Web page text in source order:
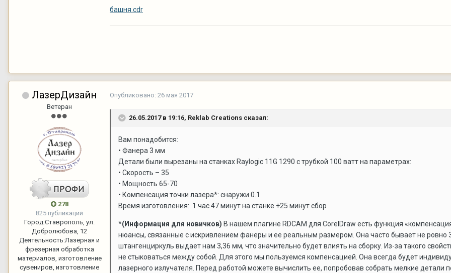
башня.cdr
ЛазерДизайн
Ветеран
278
825 публикаций
Город:Ставрополь, ул.
Добролюбова, 12
Деятельность:Лазерная и
фрезерная обработка
материалов, изготовление
сувениров, изготовление
Опубликовано: 26 мая 2017
26.05.2017 в 19:16, Reklab Creations сказал:
Вам понадобится:
• Фанера 3 мм
Детали были вырезаны на станках Raylogic 11G 1290 с трубкой 100 ватт на параметрах:
• Скорость – 35
• Мощность 65-70
• Компенсация точки лазера*: снаружи 0.1
Время изготовления: 1 час 47 минут на станке +25 минут сбор
*(Информация для новичков) В нашем плагине RDCAM для CorelDraw есть функция
нюансы, связанные с искривлением фанеры и ее реальным размером. Она часто бывает не ровно
штангенциркуль выдает нам 3,36 мм, что значительно будет влиять на сборку. Из-за такого
не стыковаться между собой. Для этого мы пользуемся компенсацией. Она всегда будет
лазерного излучателя. Перед работой можете вычислить ее, попробовав собрать мелкие детали